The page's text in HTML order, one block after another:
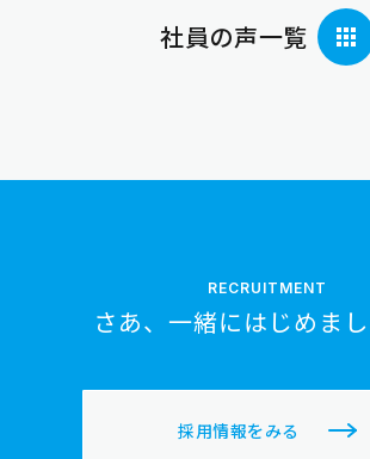
社員の声一覧
RECRUITMENT
さあ、一緒にはじめまし
採用情報をみる